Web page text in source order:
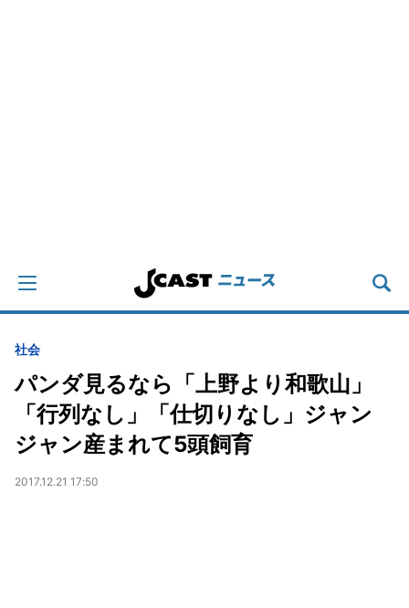
社会
パンダ見るなら「上野より和歌山」
「行列なし」「仕切りなし」ジャン
ジャン産まれて5頭飼育
2017.12.21 17:50